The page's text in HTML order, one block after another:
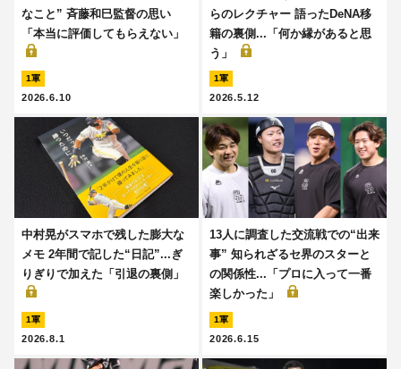
なこと” 斉藤和巳監督の思い
「本当に評価してもらえない」
1軍
2026.6.10
らのレクチャー 語ったDeNA移
籍の裏側...「何か縁があると思
う」
1軍
2026.5.12
中村晃がスマホで残した膨大な
メモ 2年間で記した“日記”...ぎ
りぎりで加えた「引退の裏側」
1軍
2026.8.1
13人に調査した交流戦での“出来
事” 知られざるセ界のスターと
の関係性...「プロに入って一番
楽しかった」
1軍
2026.6.15